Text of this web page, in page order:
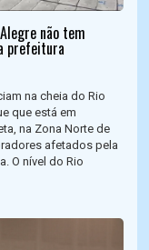
não tem
prefeitura
na cheia do Rio
que está em
na Zona Norte de
afetados pela
O nível do Rio